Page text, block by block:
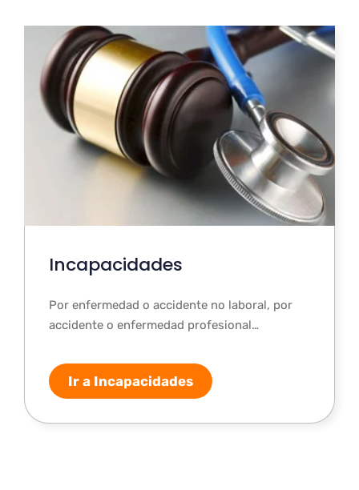
Incapacidades
Por enfermedad o accidente no laboral, por
accidente o enfermedad profesional…
Ir a Incapacidades